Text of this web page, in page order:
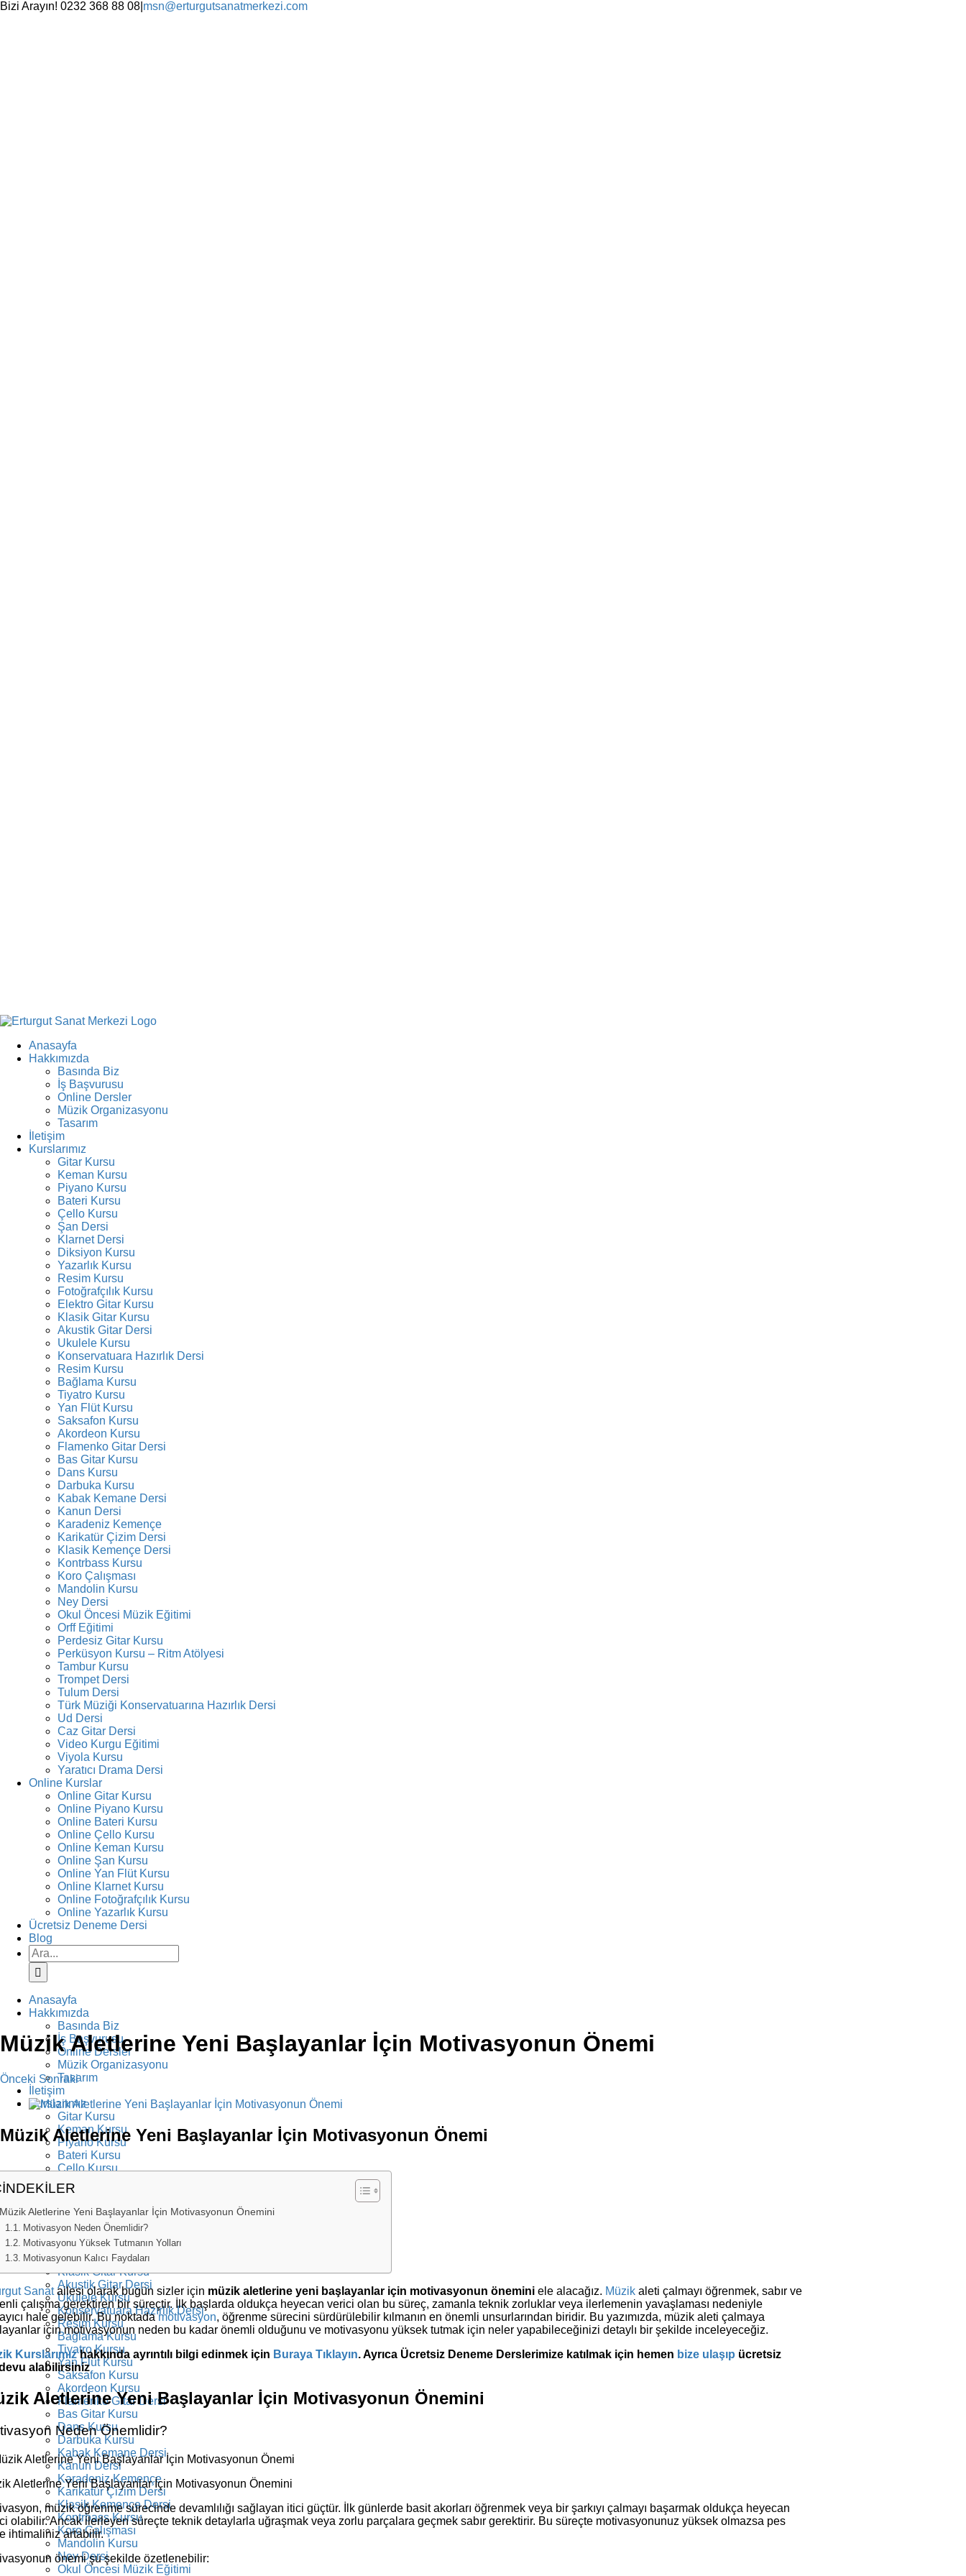
Skip
Bizi Arayın! 0232 368 88 08 msn@erturgutsanatmerkezi.com
Anasayfa
Hakkımızda
Basında Biz
İş Başvurusu
Online Dersler
Müzik Organizasyonu
Tasarım
İletişim
Kurslarımız
Gitar Kursu
Keman Kursu
Piyano Kursu
Bateri Kursu
Çello Kursu
Şan Dersi
Klarnet Dersi
Diksiyon Kursu
Yazarlık Kursu
Resim Kursu
Fotoğrafçılık Kursu
Elektro Gitar Kursu
Klasik Gitar Kursu
Akustik Gitar Dersi
Ukulele Kursu
Konservatuara Hazırlık Dersi
Resim Kursu
Bağlama Kursu
Tiyatro Kursu
Yan Flüt Kursu
Saksafon Kursu
Akordeon Kursu
Flamenko Gitar Dersi
Bas Gitar Kursu
Dans Kursu
Darbuka Kursu
Kabak Kemane Dersi
Kanun Dersi
Karadeniz Kemençe
Karikatür Çizim Dersi
Klasik Kemençe Dersi
Kontrbass Kursu
Koro Çalışması
Mandolin Kursu
Ney Dersi
Okul Öncesi Müzik Eğitimi
Orff Eğitimi
Perdesiz Gitar Kursu
Perküsyon Kursu – Ritm Atölyesi
Tambur Kursu
Trompet Dersi
Tulum Dersi
Türk Müziği Konservatuarına Hazırlık Dersi
Ud Dersi
Caz Gitar Dersi
Video Kurgu Eğitimi
Viyola Kursu
Yaratıcı Drama Dersi
Online Kurslar
Online Gitar Kursu
Online Piyano Kursu
Online Bateri Kursu
Online Çello Kursu
Online Keman Kursu
Online Şan Kursu
Online Yan Flüt Kursu
Online Klarnet Kursu
Online Fotoğrafçılık Kursu
Online Yazarlık Kursu
Ücretsiz Deneme Dersi
Blog
Ara:
Anasayfa
Hakkımızda
Basında Biz
İş Başvurusu
Online Dersler
Müzik Organizasyonu
Tasarım
İletişim
Kurslarımız
Gitar Kursu
Keman Kursu
Piyano Kursu
Bateri Kursu
Çello Kursu
Şan Dersi
Klarnet Dersi
Diksiyon Kursu
Yazarlık Kursu
Resim Kursu
Fotoğrafçılık Kursu
Elektro Gitar Kursu
Klasik Gitar Kursu
Akustik Gitar Dersi
Ukulele Kursu
Konservatuara Hazırlık Dersi
Resim Kursu
Bağlama Kursu
Tiyatro Kursu
Yan Flüt Kursu
Saksafon Kursu
Akordeon Kursu
Flamenko Gitar Dersi
Bas Gitar Kursu
Dans Kursu
Darbuka Kursu
Kabak Kemane Dersi
Kanun Dersi
Karadeniz Kemençe
Karikatür Çizim Dersi
Klasik Kemençe Dersi
Kontrbass Kursu
Koro Çalışması
Mandolin Kursu
Ney Dersi
Okul Öncesi Müzik Eğitimi
Müzik Aletlerine Yeni Başlayanlar İçin Motivasyonun Önemi
Önceki Sonraki
View
Larger
Image
Müzik Aletlerine Yeni Başlayanlar İçin Motivasyonun Önemi
Müzik Aletlerine Yeni Başlayanlar İçin Motivasyonun Önemini
Motivasyon Neden Önemlidir?
Motivasyonu Yüksek Tutmanın Yolları
Motivasyonun Kalıcı Faydaları
Sanatailesi olarak bugün sizler için müzik aletlerine yeni başlayanlar için motivasyonun önemini ele alacağız. Müzik aleti çalmayı öğrenmek, sabır ve
çalışma gerektiren bir süreçtir. İlk başlarda oldukça heyecan verici olan bu süreç, zamanla teknik zorluklar veya ilerlemenin yavaşlaması nedeniyle
hale gelebilir. Bu noktadamotivasyon, öğrenme sürecini sürdürülebilir kılmanın en önemli unsurlarından biridir. Bu yazımızda, müzik aleti çalmaya
için motivasyonun neden bu kadar önemli olduğunu ve motivasyonu yüksek tutmak için neler yapabileceğinizi detaylı bir şekilde inceleyeceğiz.
Kurslarımızhakkında ayrıntılı bilgi edinmek için Buraya Tıklayın. Ayrıca Ücretsiz Deneme Derslerimize katılmak için hemen bize ulaşıp ücretsiz
alabilirsiniz
Aletlerine Yeni Başlayanlar İçin Motivasyonun Önemini
Neden Önemlidir?
Aletlerine Yeni Başlayanlar İçin Motivasyonun Önemini
müzik öğrenme sürecinde devamlılığı sağlayan itici güçtür. İlk günlerde basit akorları öğrenmek veya bir şarkıyı çalmayı başarmak oldukça heyecan
olabilir. Ancak ilerleyen süreçte teknik detaylarla uğraşmak veya zorlu parçalara geçmek sabır gerektirir. Bu süreçte motivasyonunuz yüksek olmazsa pes
ihtimaliniz artabilir.
önemi şu şekilde özetlenebilir: